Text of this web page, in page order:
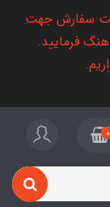
ثبت سفارش جهت
فرمایید.
0